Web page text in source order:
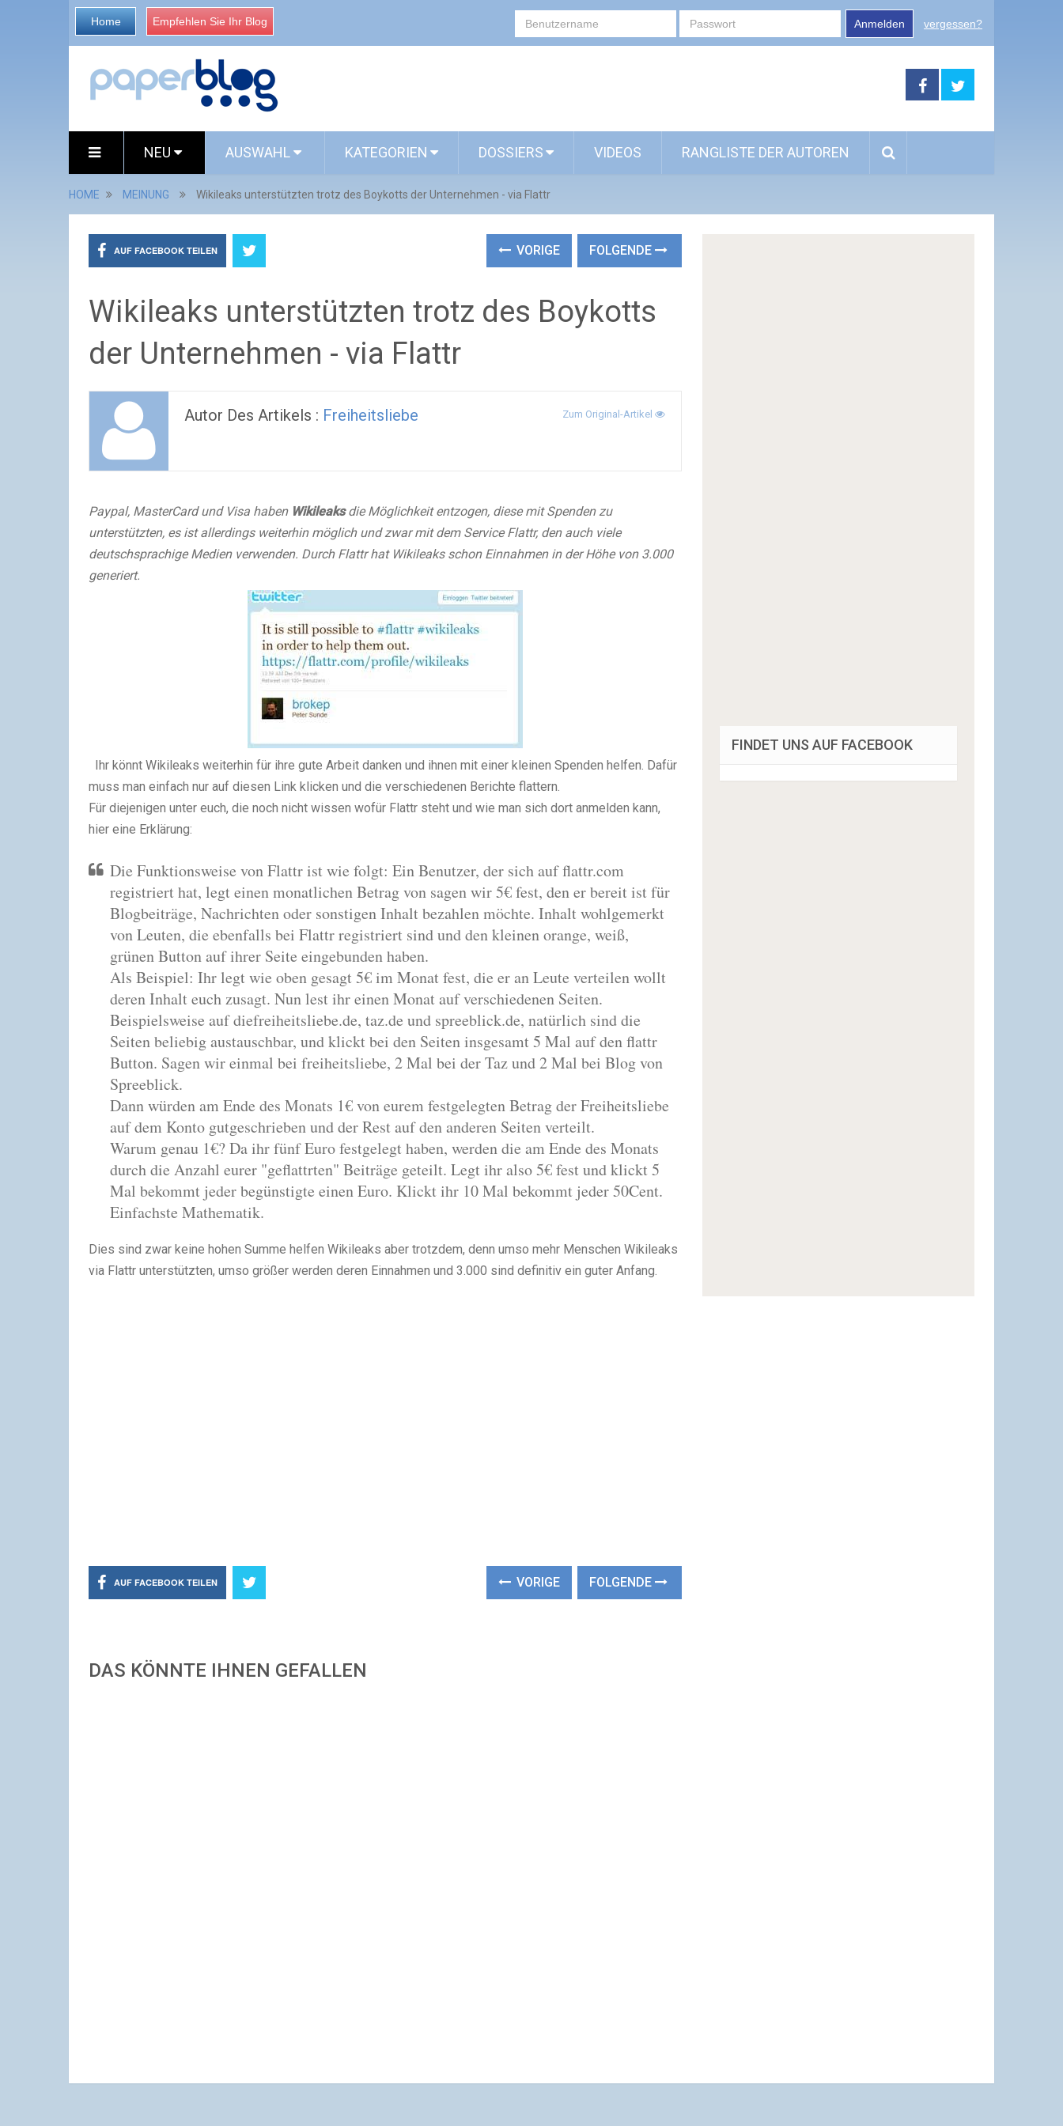
Home Empfehlen Sie Ihr Blog Anmelden vergessen?
NEU AUSWAHL KATEGORIEN DOSSIERS VIDEOS RANGLISTE DER AUTOREN
HOME MEINUNG Wikileaks unterstützten trotz des Boykotts der Unternehmen - via Flattr
AUF FACEBOOK TEILEN VORIGE FOLGENDE
Wikileaks unterstützten trotz des Boykotts
der Unternehmen - via Flattr
Autor Des Artikels : Freiheitsliebe Zum Original-Artikel
Paypal, MasterCard und Visa haben Wikileaksdie Möglichkeit entzogen, diese mit Spenden zu
unterstützten, es ist allerdings weiterhin möglich und zwar mit dem Service Flattr, den auch viele
deutschsprachige Medien verwenden. Durch Flattr hat Wikileaks schon Einnahmen in der Höhe von 3.000
generiert.
Ihr könnt Wikileaks weiterhin für ihre gute Arbeit danken und ihnen mit einer kleinen Spenden helfen. Dafür
muss man einfach nur auf diesen Link klicken und die verschiedenen Berichte flattern.
Für diejenigen unter euch, die noch nicht wissen wofür Flattr steht und wie man sich dort anmelden kann,
hier eine Erklärung:
Die Funktionsweise von Flattr ist wie folgt: Ein Benutzer, der sich auf flattr.com
registriert hat, legt einen monatlichen Betrag von sagen wir 5€ fest, den er bereit ist für
Blogbeiträge, Nachrichten oder sonstigen Inhalt bezahlen möchte. Inhalt wohlgemerkt
von Leuten, die ebenfalls bei Flattr registriert sind und den kleinen orange, weiß,
grünen Button auf ihrer Seite eingebunden haben.
Als Beispiel: Ihr legt wie oben gesagt 5€ im Monat fest, die er an Leute verteilen wollt
deren Inhalt euch zusagt. Nun lest ihr einen Monat auf verschiedenen Seiten.
Beispielsweise auf diefreiheitsliebe.de, taz.de und spreeblick.de, natürlich sind die
Seiten beliebig austauschbar, und klickt bei den Seiten insgesamt 5 Mal auf den flattr
Button. Sagen wir einmal bei freiheitsliebe, 2 Mal bei der Taz und 2 Mal bei Blog von
Spreeblick.
Dann würden am Ende des Monats 1€ von eurem festgelegten Betrag der Freiheitsliebe
auf dem Konto gutgeschrieben und der Rest auf den anderen Seiten verteilt.
Warum genau 1€? Da ihr fünf Euro festgelegt haben, werden die am Ende des Monats
durch die Anzahl eurer "geflattrten" Beiträge geteilt. Legt ihr also 5€ fest und klickt 5
Mal bekommt jeder begünstigte einen Euro. Klickt ihr 10 Mal bekommt jeder 50Cent.
Einfachste Mathematik.
Dies sind zwar keine hohen Summe helfen Wikileaks aber trotzdem, denn umso mehr Menschen Wikileaks
via Flattr unterstützten, umso größer werden deren Einnahmen und 3.000 sind definitiv ein guter Anfang.
AUF FACEBOOK TEILEN VORIGE FOLGENDE
DAS KÖNNTE IHNEN GEFALLEN
FINDET UNS AUF FACEBOOK